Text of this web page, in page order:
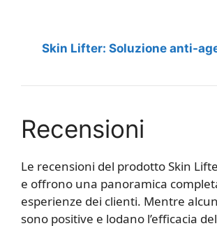
Skin Lifter: Soluzione anti-
Recensioni
Le recensioni del prodotto Skin
e offrono una panoramica
esperienze dei clienti. Mentre
sono positive e lodano l’efficacia